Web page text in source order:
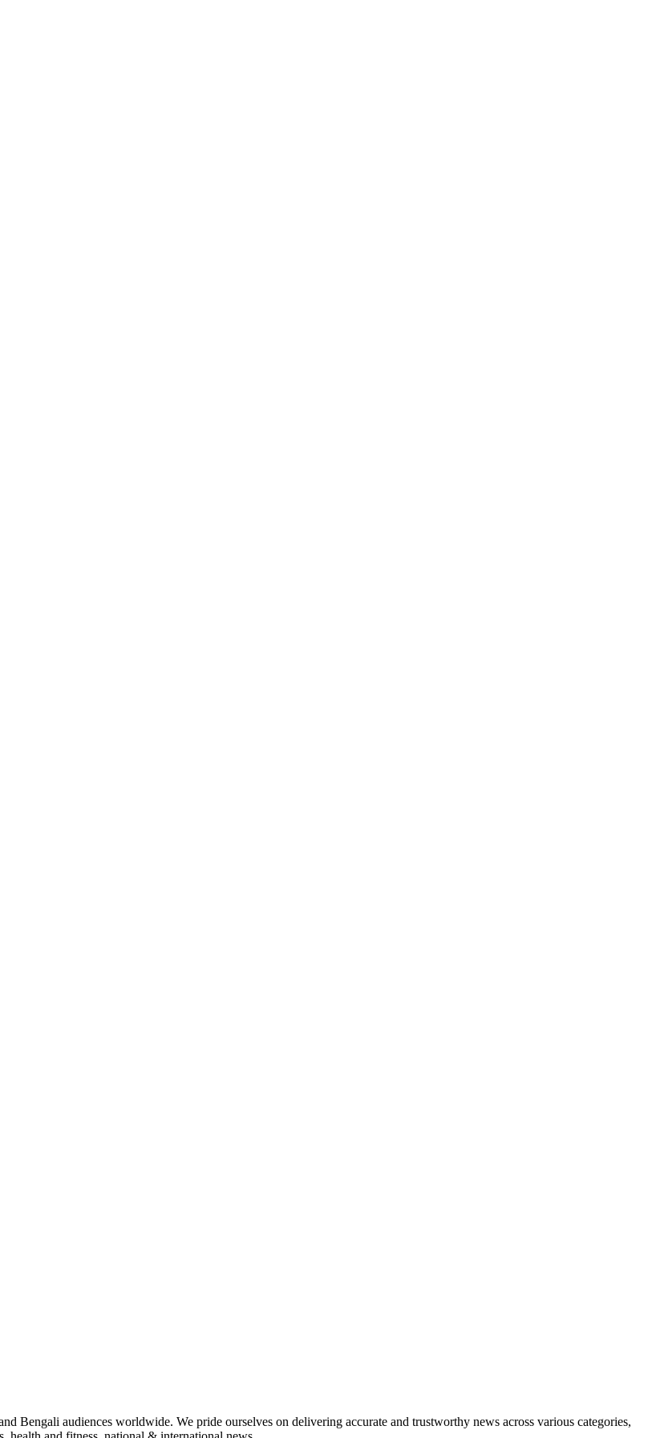
Bengali audiences worldwide. We pride ourselves on delivering accurate and trustworthy news across various categories,